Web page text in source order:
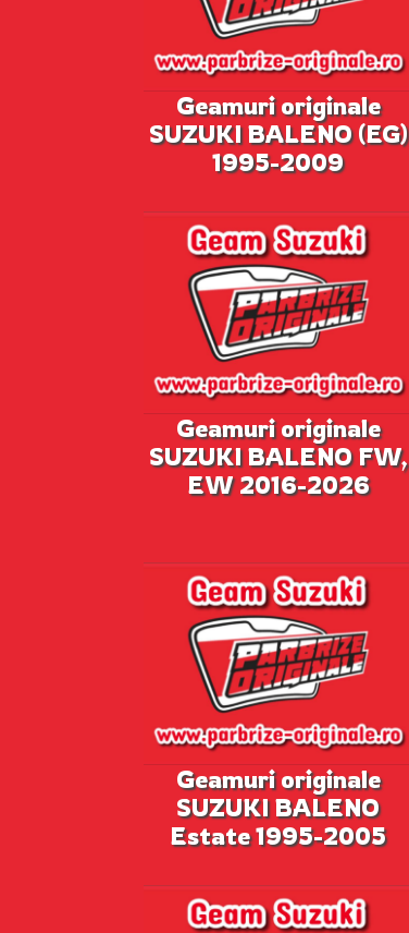
Geamuri originale
SUZUKI BALENO (EG)
1995-2009
Geamuri originale
SUZUKI BALENO FW,
EW 2016-2026
Geamuri originale
SUZUKI BALENO
Estate 1995-2005